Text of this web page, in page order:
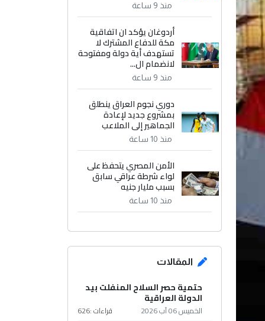
منذ 9 ساعة
أردوغان يؤكد ان اتفاقية
مكة للدفاع المشترك لا
تستهدف أية دولة ومفتوحة
لانضمام ال...
منذ 9 ساعة
دوري نجوم العراق ينطلق
بمشروع جديد لإعادة
الجماهير إلى الملاعب
منذ 10 ساعة
الأمن المصري يتحفظ على
لواء شرطة عراقي سابق
بسبب مليار جنيه
منذ 10 ساعة
المقالات
حتمية حصر السلاح المنفلت بيد
الدولة العراقية
الخميس 06 آب 2026 قراءات :626